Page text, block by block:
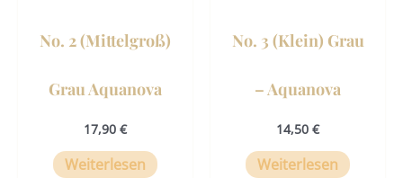
No. 2 (Mittelgroß)
Grau Aquanova
17,90 €
Weiterlesen
No. 3 (Klein) Grau
– Aquanova
14,50 €
Weiterlesen